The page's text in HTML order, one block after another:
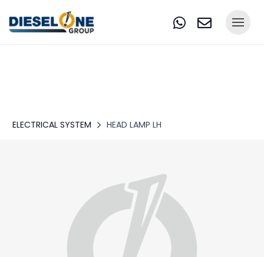
ELECTRICAL SYSTEM HEAD LAMP LH